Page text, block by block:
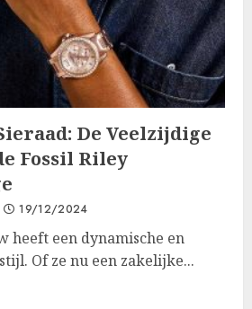
De Veelzijdige
Fossil Riley
19/12/2024
heeft een dynamische en
Of ze nu een zakelijke...